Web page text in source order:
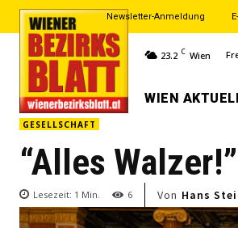
Newsletter-Anmeldung
23.2 C Wien
WIEN
GESELLSCHAFT
“Alles
Lesezeit: 1 Min. 6 Von Hans